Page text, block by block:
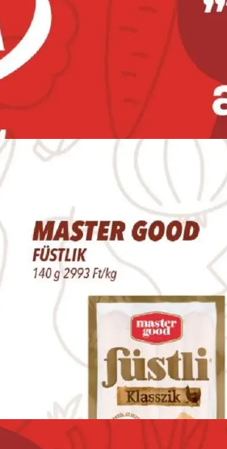
HIRDETŐ